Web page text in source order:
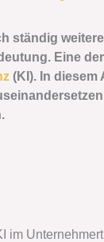
ständig
Eine
(KI). In
im